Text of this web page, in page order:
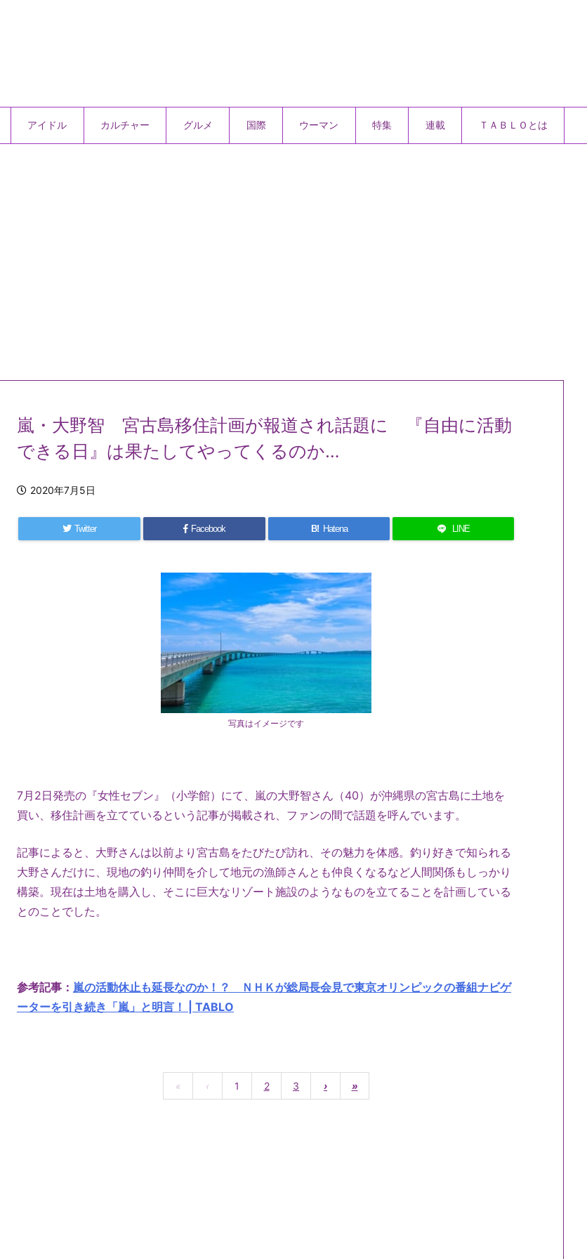
アイドル カルチャー グルメ 国際 ウーマン 特集 連載 ＴＡＢＬＯとは
嵐・大野智 宮古島移住計画が報道され話題に 『自由に活動
できる日』は果たしてやってくるのか…
2020年7月5日
Twitter Facebook B! Hatena LINE
写真はイメージです
7月2日発売の『女性セブン』（小学館）にて、嵐の大野智さん（40）が沖縄県の宮古島に土地を
買い、移住計画を立てているという記事が掲載され、ファンの間で話題を呼んでいます。
記事によると、大野さんは以前より宮古島をたびたび訪れ、その魅力を体感。釣り好きで知られる
大野さんだけに、現地の釣り仲間を介して地元の漁師さんとも仲良くなるなど人間関係もしっかり
構築。現在は土地を購入し、そこに巨大なリゾート施設のようなものを立てることを計画している
とのことでした。
参考記事： 嵐の活動休止も延長なのか！？ ＮＨＫが総局長会見で東京オリンピックの番組ナビゲ
ーターを引き続き「嵐」と明言！ | TABLO
« ‹ 1 2 3 › »